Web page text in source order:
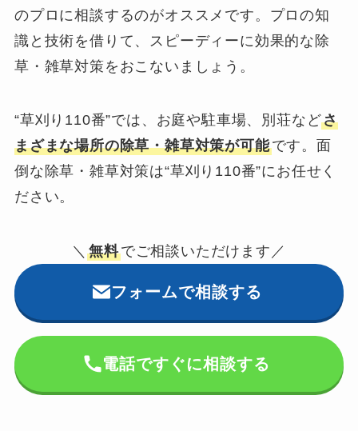
のプロに相談するのがオススメです。プロの知
識と技術を借りて、スピーディーに効果的な除
草・雑草対策をおこないましょう。
“草刈り110番”では、お庭や駐車場、別荘などさ
まざまな場所の除草・雑草対策が可能です。面
倒な除草・雑草対策は“草刈り110番”にお任せく
ださい。
＼無料でご相談いただけます／
フォームで相談する
電話ですぐに相談する